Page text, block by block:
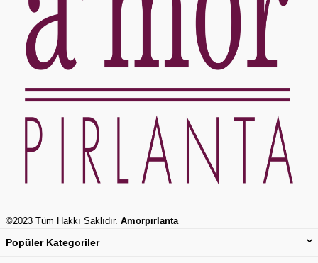
©2023 Tüm Hakkı Saklıdır. Amorpırlanta
Popüler Kategoriler